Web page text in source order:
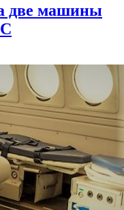
две машины